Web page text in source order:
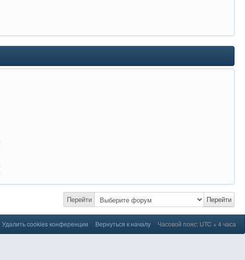
Перейти Перейти
Удалить cookies конференции Вернуться к началу Часовой пояс: UTC + 4 часа